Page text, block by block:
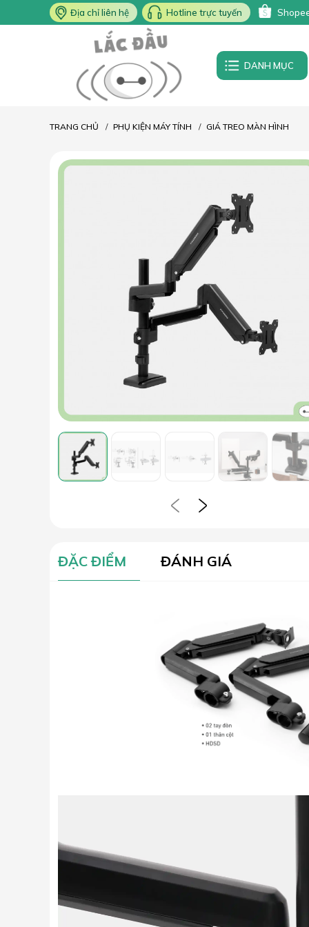
Địa chỉ liên hệ Hotline trực tuyến
DANH MỤC
TRANG CHỦ PHỤ KIỆN MÁY TÍNH GIÁ TREO MÀN HÌNH
ĐẶC ĐIỂM ĐÁNH GIÁ